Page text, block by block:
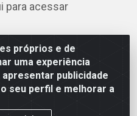
próprios e de
uma experiência
publicidade
seu perfil e melhorar a
para acessar
de Souza Leite, 265 - Ariado,
- CEP 57.442-000 - CNPJ
0001-06